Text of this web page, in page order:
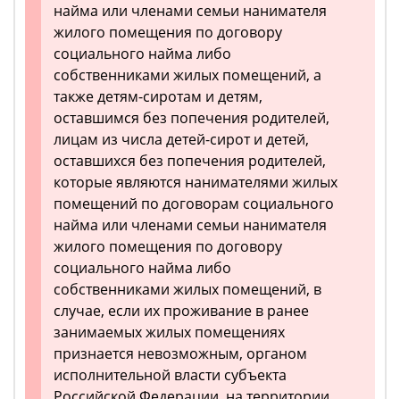
найма или членами семьи нанимателя
жилого помещения по договору
социального найма либо
собственниками жилых помещений, а
также детям-сиротам и детям,
оставшимся без попечения родителей,
лицам из числа детей-сирот и детей,
оставшихся без попечения родителей,
которые являются нанимателями жилых
помещений по договорам социального
найма или членами семьи нанимателя
жилого помещения по договору
социального найма либо
собственниками жилых помещений, в
случае, если их проживание в ранее
занимаемых жилых помещениях
признается невозможным, органом
исполнительной власти субъекта